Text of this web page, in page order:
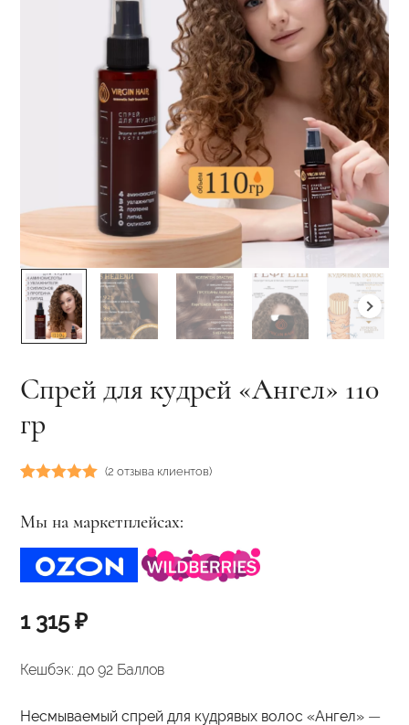
Спрей для кудрей «Ангел» 110
гр
5.00
опроса
пользователей
(2 отзыва клиентов)
Мы на маркетплейсах:
1 315₽
Кешбэк: до 92 Баллов
Несмываемый спрей для кудрявых волос «Ангел»—